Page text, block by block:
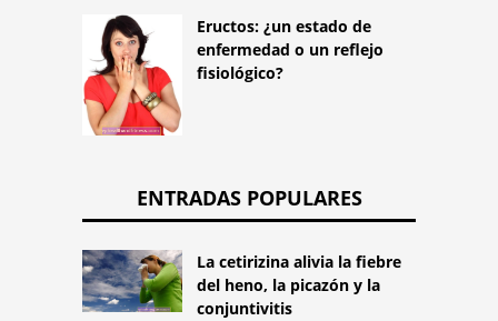
Eructos: ¿un estado de
enfermedad o un reflejo
fisiológico?
ENTRADAS POPULARES
La cetirizina alivia la fiebre
del heno, la picazón y la
conjuntivitis